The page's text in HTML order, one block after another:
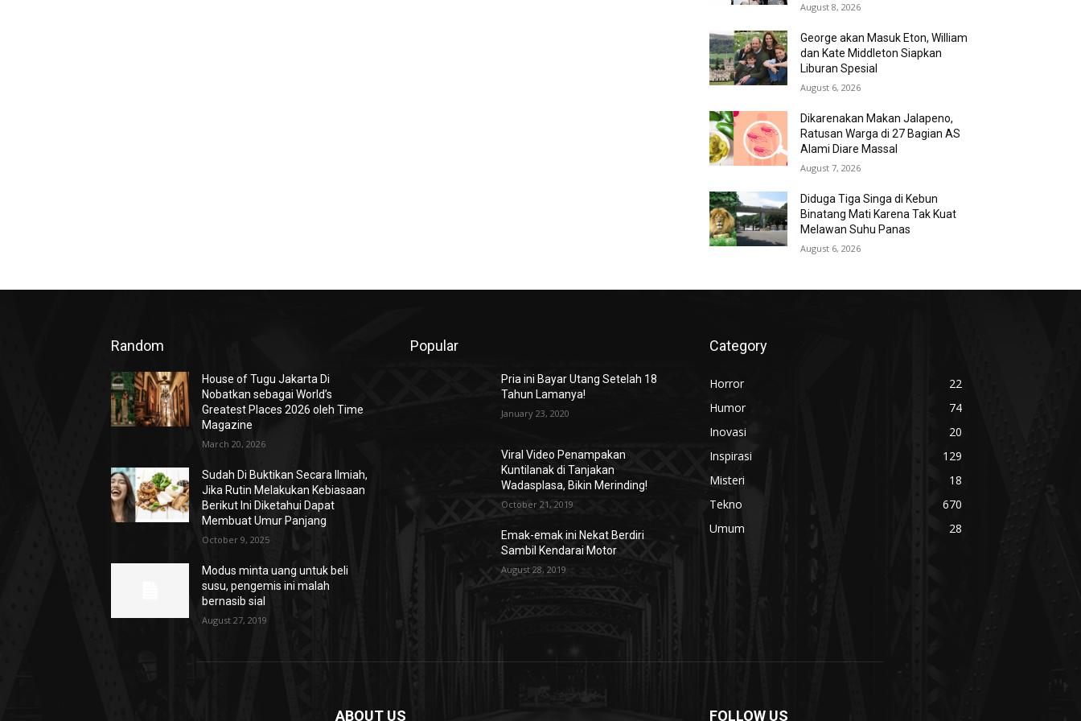
August 8, 2026
George akan Masuk Eton, William
dan Kate Middleton Siapkan
Liburan Spesial
August 6, 2026
Dikarenakan Makan Jalapeno,
Ratusan Warga di 27 Bagian AS
Alami Diare Massal
August 7, 2026
Diduga Tiga Singa di Kebun
Binatang Mati Karena Tak Kuat
Melawan Suhu Panas
August 6, 2026
Random
House of Tugu Jakarta Di
Nobatkan sebagai World’s
Greatest Places 2026 oleh Time
Magazine
March 20, 2026
Sudah Di Buktikan Secara Ilmiah,
Jika Rutin Melakukan Kebiasaan
Berikut Ini Diketahui Dapat
Membuat Umur Panjang
October 9, 2025
Modus minta uang untuk beli
susu, pengemis ini malah
bernasib sial
August 27, 2019
Popular
Pria ini Bayar Utang Setelah 18
Tahun Lamanya!
January 23, 2020
Viral Video Penampakan
Kuntilanak di Tanjakan
Wadasplasa, Bikin Merinding!
October 21, 2019
Emak-emak ini Nekat Berdiri
Sambil Kendarai Motor
August 28, 2019
Category
Horror
22
Humor
74
Inovasi
20
Inspirasi
129
Misteri
18
Tekno
670
Umum
28
ABOUT US FOLLOW US